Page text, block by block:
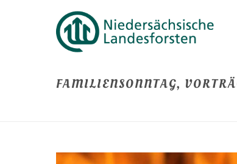
FAMILIENSONNTAG,